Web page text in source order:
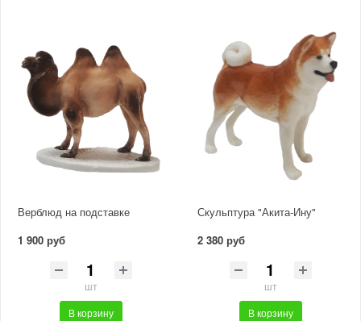
Верблюд на подставке
1 900 руб
шт
В корзину
Скульптура "Акита-Ину"
2 380 руб
шт
В корзину